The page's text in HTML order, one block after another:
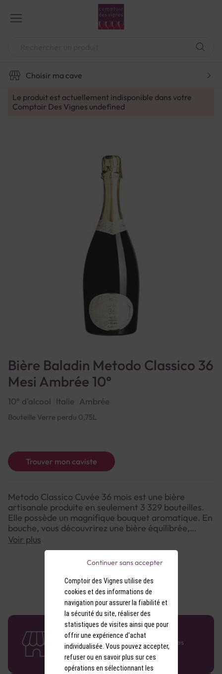
contenu
Choisir ma cave
Le produit est actuellement indisponible dans votre
Comptoir Des Vignes undefined
Bière Baladin Metodo Classico 36
Mesi Ambrée 10°
10° d'alcool Italie Ambrée
Bouteille Verre perdu 0,75L
Trouver mon caviste
Metodo Classico Cuvée 36 mois est une bière
artisanale produite en seulement 3 329 bouteilles.
Elle possède un magnifique bouquet aromatique. En
bouche, vous découvrirez une bière équilibrée,
légère, avec une belle acidité minérale. Elle
s'accordera très bien avec de la viande d'agneau ou
Voir plus
58 caves en France
Retrouvez le réseau Comptoir des Vignes
partout en France !
Comptoir des Vignes utilise des
cookies et des informations de
navigation pour assurer la fiabilité et
la sécurité du site, réaliser des
statistiques de visites ainsi que pour
offrir une expérience d'achat
individualisée. Vous pouvez accepter,
refuser ou en savoir plus sur ces
opérations en sélectionnant les
Continuer sans accepter